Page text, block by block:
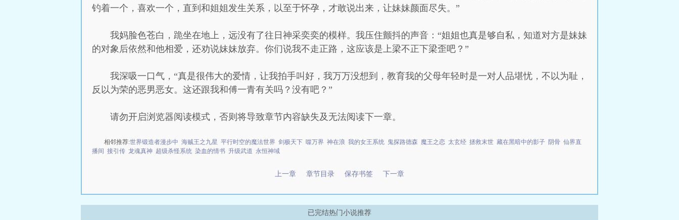
钓着一个，喜欢一个，直到和姐姐发生关系，以至于怀孕，才敢说出来，让妹妹颜面尽失。”
我妈脸色苍白，跪坐在地上，远没有了往日神采奕奕的模样。我压住颤抖的声音：“姐姐也真是够自私，知道对方是妹妹
的对象后依然和他相爱，还劝说妹妹放弃。你们说我不走正路，这应该是上梁不正下梁歪吧？”
我深吸一口气，“真是很伟大的爱情，让我拍手叫好，我万万没想到，教育我的父母年轻时是一对人品堪忧，不以为耻，
反以为荣的恶男恶女。这还跟我和傅一青有关吗？没有吧？”
请勿开启浏览器阅读模式，否则将导致章节内容缺失及无法阅读下一章。
相邻推荐:世界锻造者漫步中 海贼王之九星 平行时空的魔法世界 剑极天下 噬万界 神在浪 我的女王系统 鬼探路德森 魔王之恋 太玄经 拯救末世 藏在黑暗中的影子 阴骨 仙界直
播间 接引传 龙魂真神 超级杀怪系统 染血的情书 升级武道 永恒神域
上一章 章节目录 保存书签 下一章
已完结热门小说推荐